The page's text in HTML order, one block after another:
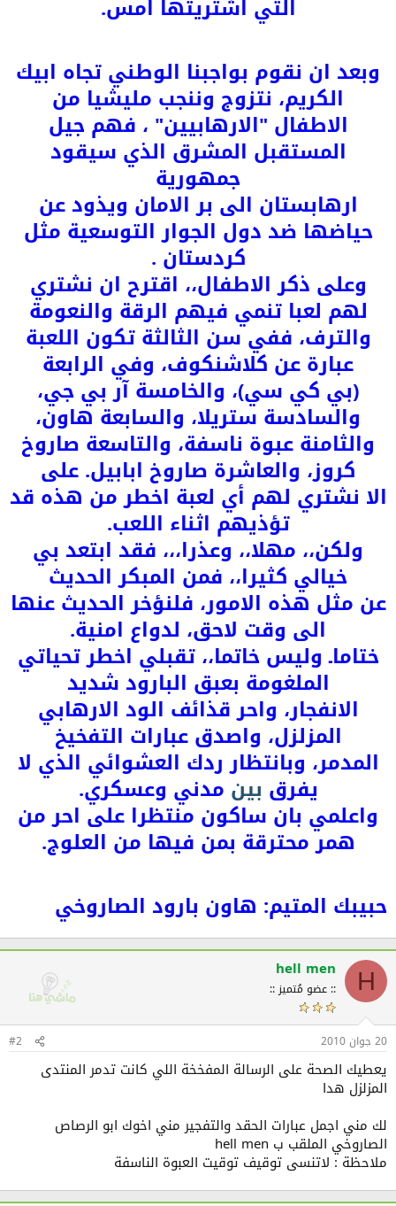
التي اشتريتها امس.
وبعد ان نقوم بواجبنا الوطني تجاه ابيك
الكريم، نتزوج وننجب مليشيا من
الاطفال "الارهابيين" ، فهم جيل
المستقبل المشرق الذي سيقود
جمهورية
ارهابستان الى بر الامان ويذود عن
حياضها ضد دول الجوار التوسعية مثل
كردستان .
وعلى ذكر الاطفال،، اقترح ان نشتري
لهم لعبا تنمي فيهم الرقة والنعومة
والترف، ففي سن الثالثة تكون اللعبة
عبارة عن كلاشنكوف، وفي الرابعة
(بي كي سي)، والخامسة آر بي جي،
والسادسة ستريلا، والسابعة هاون،
والثامنة عبوة ناسفة، والتاسعة صاروخ
كروز، والعاشرة صاروخ ابابيل. على
الا نشتري لهم أي لعبة اخطر من هذه قد
تؤذيهم اثناء اللعب.
ولكن،، مهلا،، وعذرا،،، فقد ابتعد بي
خيالي كثيرا،، فمن المبكر الحديث
عن مثل هذه الامور، فلنؤخر الحديث عنها
الى وقت لاحق، لدواع امنية.
ختاماـ وليس خاتما،، تقبلي اخطر تحياتي
الملغومة بعبق البارود شديد
الانفجار، واحر قذائف الود الارهابي
المزلزل، واصدق عبارات التفخيخ
المدمر، وبانتظار ردك العشوائي الذي لا
يفرق بين مدني وعسكري.
واعلمي بان ساكون منتظرا على احر من
همر محترقة بمن فيها من العلوج.
حبيبك المتيم: هاون بارود الصاروخي
H
hell men
:: عضو مُتميز ::
20 جوان 2010 #2
يعطيك الصحة على الرسالة المفخخة اللي كانت تدمر المنتدى
المزلزل هدا
لك مني اجمل عبارات الحقد والتفجير مني اخوك ابو الرصاص
الصاروخي الملقب ب hell men
ملاحظة : لاتنسى توقيف توقيت العبوة الناسفة